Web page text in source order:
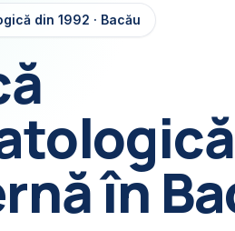
din 1992 · Bacău
în